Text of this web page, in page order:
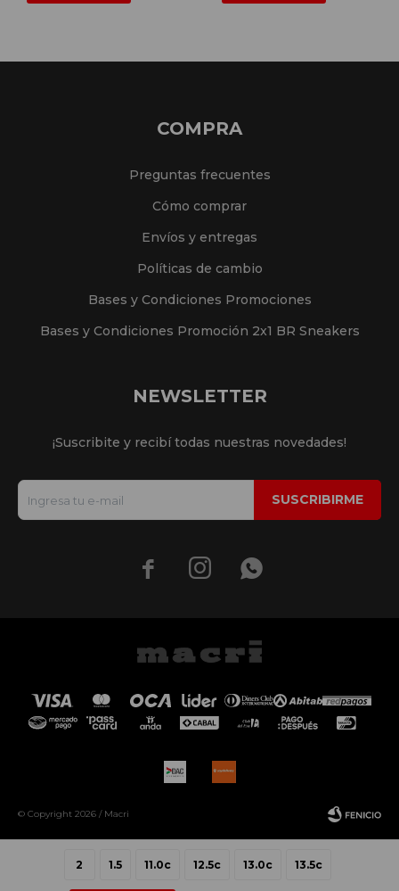
2 1.5 11.0c 12.5c 13.0c 13.5c
COMPRA
Preguntas frecuentes
Cómo comprar
Envíos y entregas
Políticas de cambio
Bases y Condiciones Promociones
Bases y Condiciones Promoción 2x1 BR Sneakers
NEWSLETTER
¡Suscribite y recibí todas nuestras novedades!
SUSCRIBIRME
  
© Copyright 2026 / Macri